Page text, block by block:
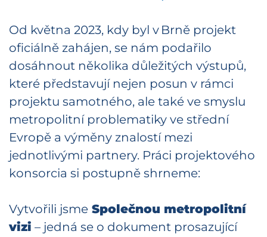
Od května 2023, kdy byl v Brně projekt
oficiálně zahájen, se nám podařilo
dosáhnout několika důležitých výstupů,
které představují nejen posun v rámci
projektu samotného, ale také ve smyslu
metropolitní problematiky ve střední
Evropě a výměny znalostí mezi
jednotlivými partnery. Práci projektového
konsorcia si postupně shrneme:
Vytvořili jsme Společnou metropolitní
vizi – jedná se o dokument prosazující